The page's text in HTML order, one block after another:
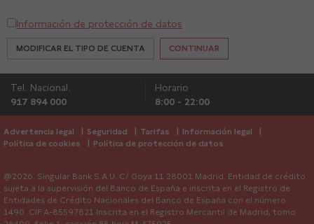
Información de protección de datos
MODIFICAR EL TIPO DE CUENTA CONTINUAR
Tel. Nacional.
917 894 000
Horario
8:00 - 22:00
Advertencia legal Seguridad Tarifas
Información legal
Política de cookies
Política de protección de datos
@2026. Singular Bank S.A.U. C/ Goya 11 28001 Madrid. Entidad de crédito
sujeta a la supervisión del Banco de España e inscrita en el Registro de
Entidades de Crédito Nacionales del Banco de España con el número
1490. CIF A-85597821 Inscrita en el Registro Mercantil de Madrid, tomo